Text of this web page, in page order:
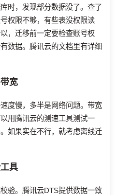
时，发现部分数据没了。查了
权限不够，有些表没权限读
，迁移前一定要检查账号权
数据。腾讯云的文档里有详细
宽
度慢，多半是网络问题。带宽
用腾讯云的测速工具测试一
如果实在不行，就考虑离线迁
具
验。腾讯云DTS提供数据一致